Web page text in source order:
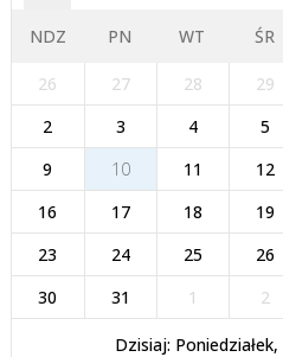
NDZ PN WT ŚR
26 27 28 29
2
3 4 5
9
10 11 12
16
17 18 19
23
24 25 26
30
31 1 2
Dzisiaj: